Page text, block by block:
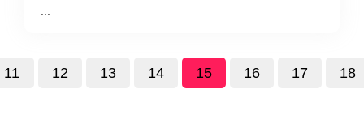
11 12 13 14 15 16 17 18